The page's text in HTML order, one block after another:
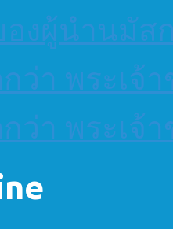
งผู้นำนมัส
ว่า พระเจ้
ว่า พระเจ้